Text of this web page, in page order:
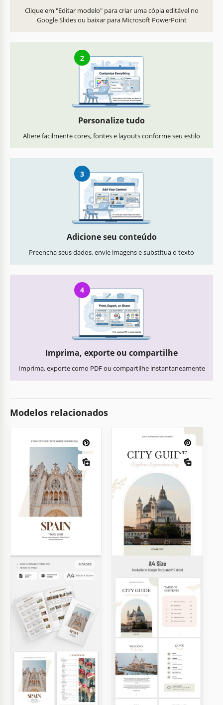
Clique em "Editar modelo" para criar uma cópia editável no
Google Slides ou baixar para Microsoft PowerPoint
2
Personalize tudo
Altere facilmente cores, fontes e layouts conforme seu estilo
3
Adicione seu conteúdo
Preencha seus dados, envie imagens e substitua o texto
4
Imprima, exporte ou compartilhe
Imprima, exporte como PDF ou compartilhe instantaneamente
Modelos relacionados